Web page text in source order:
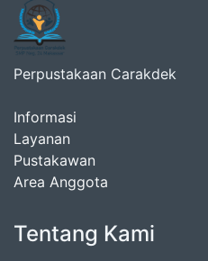
Perpustakaan Carakdek
Informasi
Layanan
Pustakawan
Area Anggota
Tentang Kami